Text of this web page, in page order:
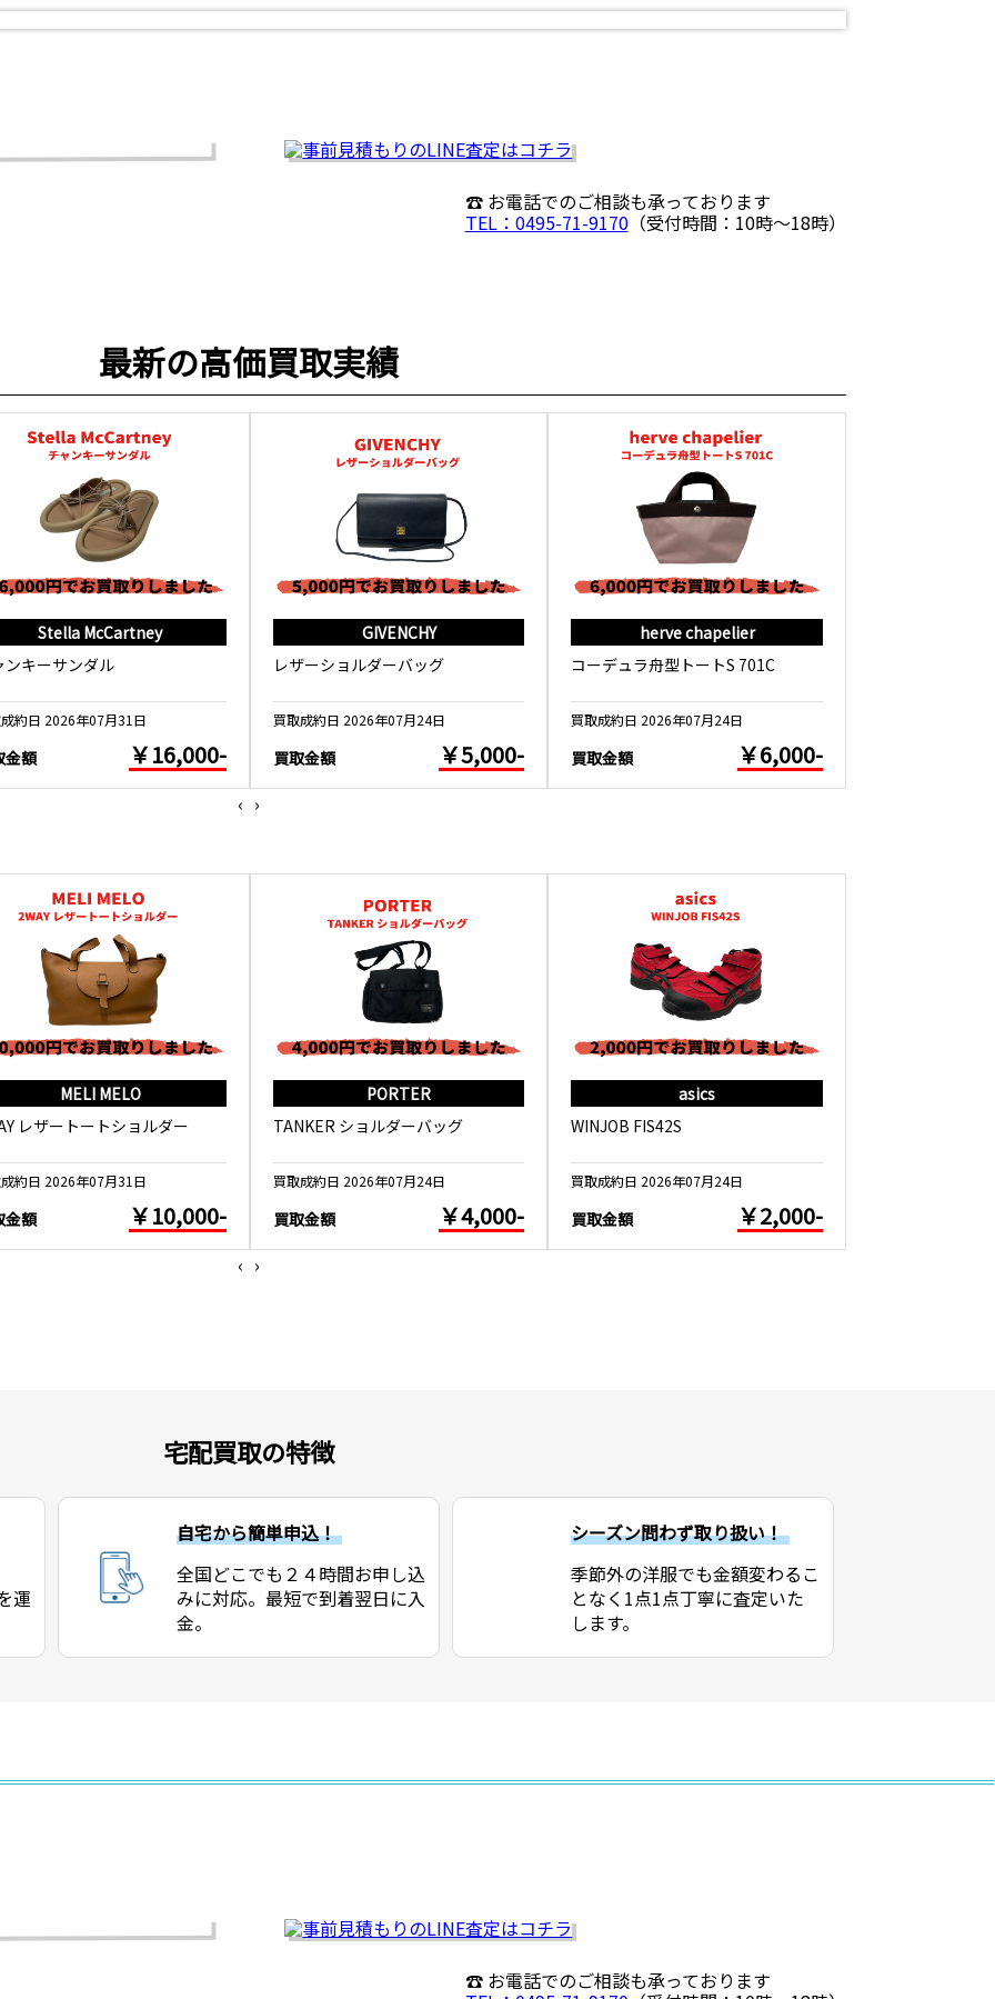
☎ お電話でのご相談も承っております
TEL：0495-71-9170（受付時間：10時〜18時）
最新の高価買取実績
Stella McCartney
ンキーサンダル
約日 2026年07月31日
金額 ￥16,000-
GIVENCHY
レザーショルダーバッグ
買取成約日 2026年07月24日
買取金額 ￥5,000-
herve chapelier
コーデュラ舟型トートS 701C
買取成約日 2026年07月24日
買取金額 ￥6,000-
‹ ›
MELI MELO
レザートートショルダー
約日 2026年07月31日
金額 ￥10,000-
PORTER
TANKER ショルダーバッグ
買取成約日 2026年07月24日
買取金額 ￥4,000-
asics
WINJOB FIS42S
買取成約日 2026年07月24日
買取金額 ￥2,000-
‹ ›
宅配買取の特徴
運
自宅から簡単申込！
全国どこでも２４時間お申し込
みに対応。最短で到着翌日に入
金。
シーズン問わず取り扱い！
季節外の洋服でも金額変わるこ
となく1点1点丁寧に査定いた
します。
☎ お電話でのご相談も承っております